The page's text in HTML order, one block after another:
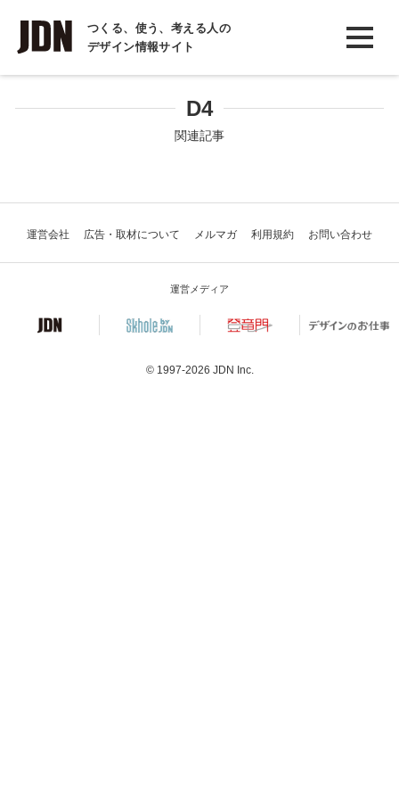
つくる、使う、考える人の
デザイン情報サイト
INTERVIEW
インタビュー
D4
関連記事
運営会社 広告・取材について メルマガ 利用規約 お問い合わせ
運営メディア
© 1997-2026 JDN Inc.